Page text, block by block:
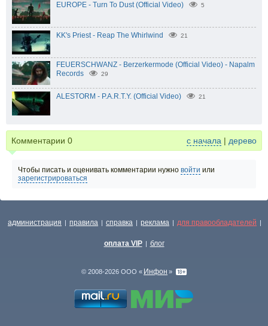
EUROPE - Turn To Dust (Official Video) 5
KK's Priest - Reap The Whirlwind 21
FEUERSCHWANZ - Berzerkermode (Official Video) - Napalm
Records
29
ALESTORM - P.A.R.T.Y. (Official Video) 21
Комментарии 0 с начала | дерево
Чтобы писать и оценивать комментарии нужно войти или
зарегистрироваться
администрация | правила | справка | реклама | для правообладателей |
оплата VIP | блог
© 2008-2026 ООО « Инфон »